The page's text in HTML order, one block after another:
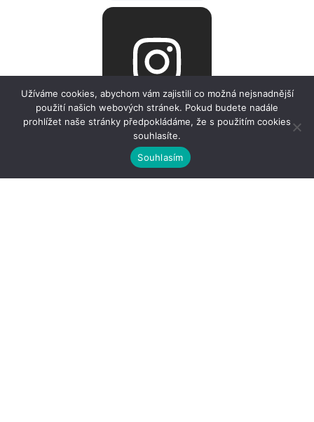
Užíváme cookies, abychom vám zajistili co možná nejsnadnější
použití našich webových stránek. Pokud budete nadále
prohlížet naše stránky předpokládáme, že s použitím cookies
souhlasíte.
Souhlasím